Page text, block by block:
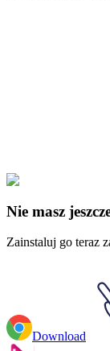
🚀 For Browser
Nie masz
Zainstaluj go teraz
Download